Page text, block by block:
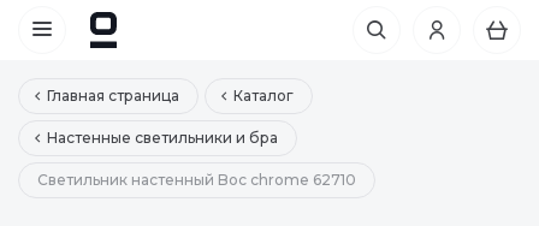
Главная страница Каталог
Настенные светильники и бра
Светильник настенный Boc chrome 62710